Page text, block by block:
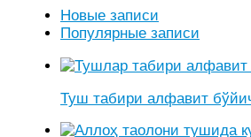
Новые записи
Популярные записи
Туш табири алфавит